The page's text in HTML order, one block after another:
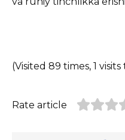
(Visited 89 times, 1 visits
Rate article